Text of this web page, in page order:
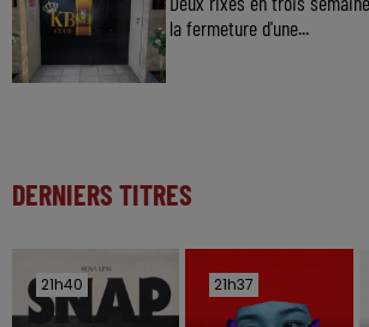
la fermeture d'une...
DERNIERS TITRES
21h40
21h40 21h37
21h37